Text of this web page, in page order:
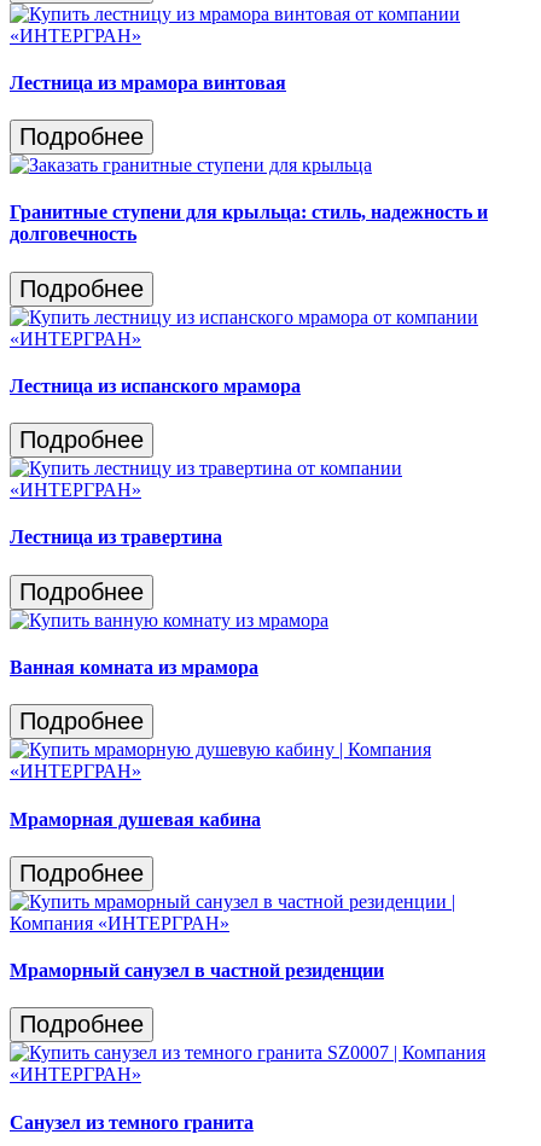
Лестница из мрамора винтовая
Подробнее
Гранитные ступени для крыльца: стиль, надежность и
долговечность
Подробнее
Лестница из испанского мрамора
Подробнее
Лестница из травертина
Подробнее
Ванная комната из мрамора
Подробнее
Мраморная душевая кабина
Подробнее
Мраморный санузел в частной резиденции
Подробнее
Санузел из темного гранита